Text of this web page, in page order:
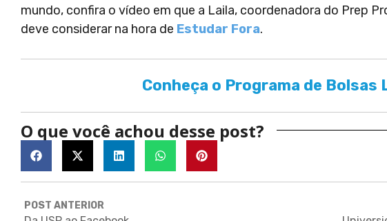
mundo, confira o vídeo em que a Laila, coordenadora do Prep
deve considerar na hora de Estudar Fora.
Conheça o Programa de
O que você achou desse post?
POST ANTERIOR